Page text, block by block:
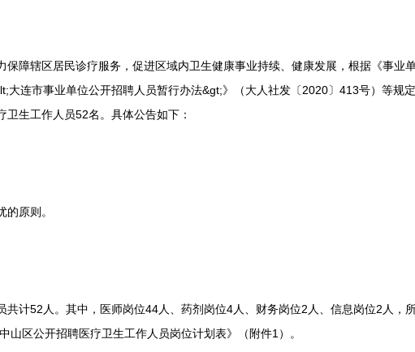
障辖区居民诊疗服务，促进区域内卫生健康事业持续、健康发展，根据《事业
大连市事业单位公开招聘人员暂行办法&gt;》（大人社发〔2020〕413号）等规
生工作人员52名。具体公告如下：
原则。
计52人。其中，医师岗位44人、药剂岗位4人、财务岗位2人、信息岗位2人，
区公开招聘医疗卫生工作人员岗位计划表》（附件1）。